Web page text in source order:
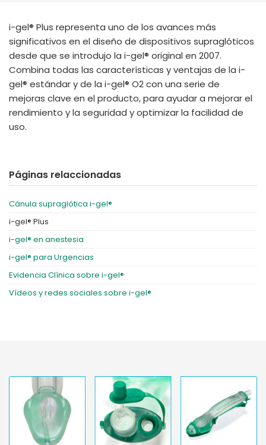
France
International English
i-gel® Plus representa uno de los avances más
significativos en el diseño de dispositivos supraglóticos
desde que se introdujo la i-gel® original en 2007.
Combina todas las características y ventajas de la i-
gel® estándar y de la i-gel® O2 con una serie de
mejoras clave en el producto, para ayudar a mejorar el
rendimiento y la seguridad y optimizar la facilidad de
uso.
Páginas relaccionadas
Cánula supraglótica i-gel®
i-gel® Plus
i-gel® en anestesia
i-gel® para Urgencias
Evidencia Clínica sobre i-gel®
Vídeos y redes sociales sobre i-gel®